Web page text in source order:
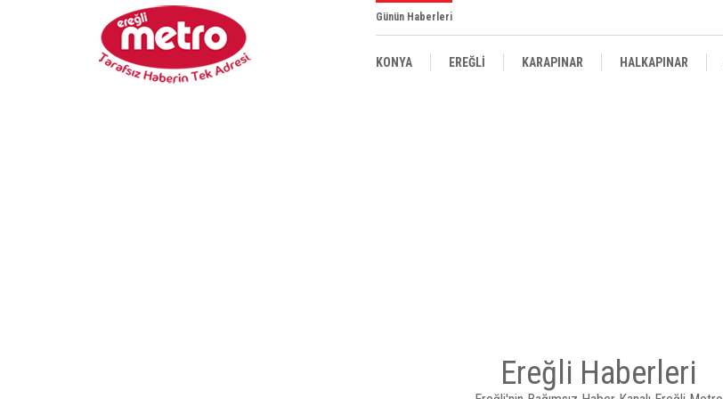
Günün Haberleri
KONYA EREĞLİ KARAPINAR HALKAPINAR
Ereğli Haberleri